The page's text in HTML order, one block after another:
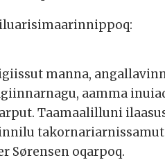
manna,
aamma
Taamaalilluni
takornariarnissamut
Sørensen oqarpoq.